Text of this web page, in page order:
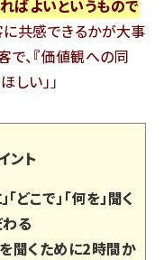
ばよいというもので
に共感できるかが大事
で、『価値観への同
しい 」
ント
どこで」「何を」聞く
る
聞くために2時間か